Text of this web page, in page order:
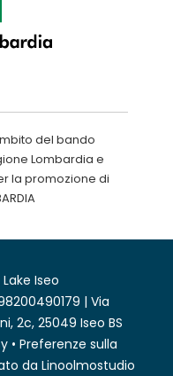
del bando
Lombardia e
la promozione di
Iseo
| Via
2c, 25049 Iseo BS
• Preferenze sulla
da Linoolmostudio